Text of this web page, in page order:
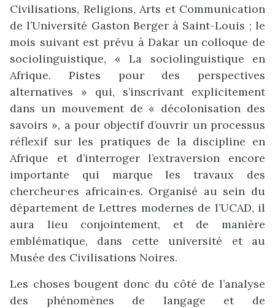
Civilisations, Religions, Arts et Communication
de l’Université Gaston Berger à Saint-Louis ; le
mois suivant est prévu à Dakar un colloque de
sociolinguistique, « La sociolinguistique en
Afrique. Pistes pour des perspectives
alternatives » qui, s’inscrivant explicitement
dans un mouvement de « décolonisation des
savoirs », a pour objectif d’ouvrir un processus
réflexif sur les pratiques de la discipline en
Afrique et d’interroger l’extraversion encore
importante qui marque les travaux des
chercheur·es africain·es. Organisé au sein du
département de Lettres modernes de l’UCAD, il
aura lieu conjointement, et de manière
emblématique, dans cette université et au
Musée des Civilisations Noires.
Les choses bougent donc du côté de l’analyse
des phénomènes de langage et de